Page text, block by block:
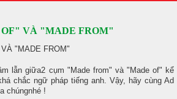
VÀ "MADE FROM"
"MADE FROM"
lẫn giữa2 cụm "Made from" và "Made of" kể
chắc ngữ pháp tiếng anh. Vậy, hãy cùng Ad
chúngnhé !